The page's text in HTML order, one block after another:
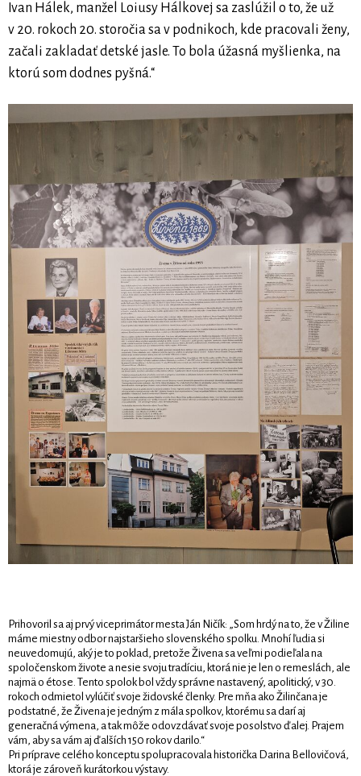
Ivan Hálek, manžel Loiusy Hálkovej sa zaslúžil o to, že už
v 20. rokoch 20. storočia sa v podnikoch, kde pracovali ženy,
začali zakladať detské jasle. To bola úžasná myšlienka, na
ktorú som dodnes pyšná.“
Prihovoril sa aj prvý viceprimátor mesta Ján Ničík: „Som hrdý na to, že v Žiline
máme miestny odbor najstaršieho slovenského spolku. Mnohí ľudia si
neuvedomujú, aký je to poklad, pretože Živena sa veľmi podieľala na
spoločenskom živote a nesie svoju tradíciu, ktorá nie je len o remeslách, ale
najmä o étose. Tento spolok bol vždy správne nastavený, apolitický, v 30.
rokoch odmietol vylúčiť svoje židovské členky. Pre mňa ako Žilinčana je
podstatné, že Živena je jedným z mála spolkov, ktorému sa darí aj
generačná výmena, a tak môže odovzdávať svoje posolstvo ďalej. Prajem
vám, aby sa vám aj ďalších 150 rokov darilo.“
Pri príprave celého konceptu spolupracovala historička Darina Bellovičová,
ktorá je zároveň kurátorkou výstavy.